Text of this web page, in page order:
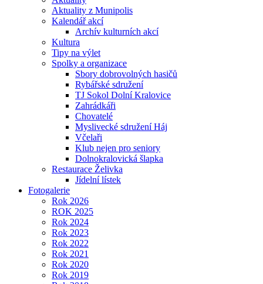
Aktuality z Munipolis
Kalendář akcí
Archív kulturních akcí
Kultura
Tipy na výlet
Spolky a organizace
Sbory dobrovolných hasičů
Rybářské sdružení
TJ Sokol Dolní Kralovice
Zahrádkáři
Chovatelé
Myslivecké sdružení Háj
Včelaři
Klub nejen pro seniory
Dolnokralovická šlapka
Restaurace Želivka
Jídelní lístek
Fotogalerie
Rok 2026
ROK 2025
Rok 2024
Rok 2023
Rok 2022
Rok 2021
Rok 2020
Rok 2019